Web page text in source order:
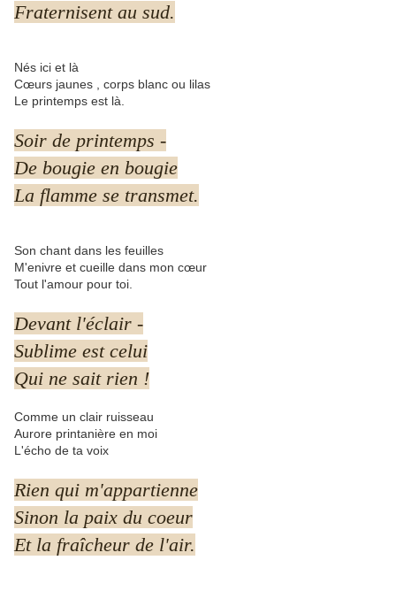
Fraternisent au sud.
Nés ici et là
Cœurs jaunes , corps blanc ou lilas
Le printemps est là.
Soir de printemps -
De bougie en bougie
La flamme se transmet.
Son chant dans les feuilles
M'enivre et cueille dans mon cœur
Tout l'amour pour toi.
Devant l'éclair -
Sublime est celui
Qui ne sait rien !
Comme un clair ruisseau
Aurore printanière en moi
L'écho de ta voix
Rien qui m'appartienne
Sinon la paix du coeur
Et la fraîcheur de l'air.